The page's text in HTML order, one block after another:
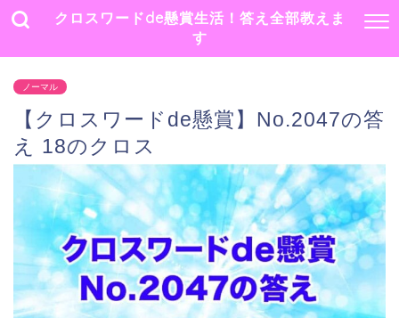
クロスワードde懸賞生活！答え全部教えま
す
ノーマル
【クロスワードde懸賞】No.2047の答
え 18のクロス